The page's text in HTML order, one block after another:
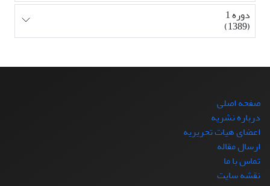
دوره 1
(1389)
صفحه اصلی
درباره نشریه
اعضای هیات تحریریه
ارسال مقاله
تماس با ما
نقشه سایت